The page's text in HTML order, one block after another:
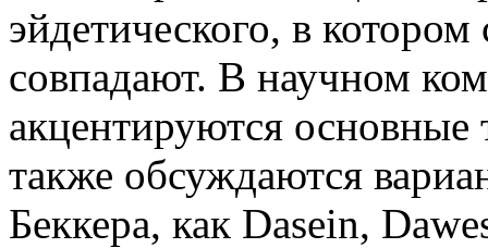
эйдетического, в
совпадают. В научном
акцентируются основные
также обсуждаются
Беккера, как Dasein,